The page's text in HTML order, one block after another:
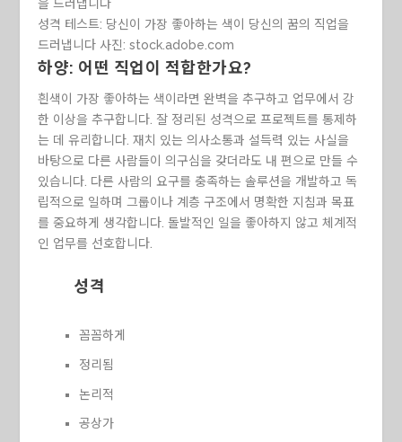
성격 테스트: 당신이 가장 좋아하는 색이 당신의 꿈의 직업을
드러냅니다 사진: stock.adobe.com
하양: 어떤 직업이 적합한가요?
흰색이 가장 좋아하는 색이라면 완벽을 추구하고 업무에서 강
한 이상을 추구합니다. 잘 정리된 성격으로 프로젝트를 통제하
는 데 유리합니다. 재치 있는 의사소통과 설득력 있는 사실을
바탕으로 다른 사람들이 의구심을 갖더라도 내 편으로 만들 수
있습니다. 다른 사람의 요구를 충족하는 솔루션을 개발하고 독
립적으로 일하며 그룹이나 계층 구조에서 명확한 지침과 목표
를 중요하게 생각합니다. 돌발적인 일을 좋아하지 않고 체계적
인 업무를 선호합니다.
성격
꼼꼼하게
정리됨
논리적
공상가